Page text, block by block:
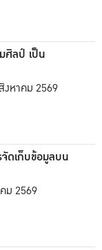
ศิลป์ เป็น
งหาคม 2569
ดเก็บข้อมูลบน
ม 2569